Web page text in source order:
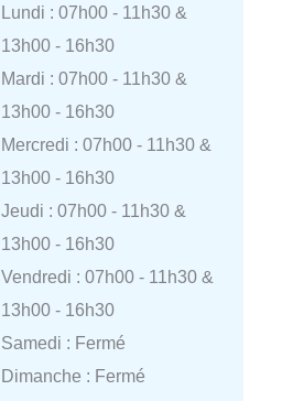
Lundi : 07h00 - 11h30 &
13h00 - 16h30
Mardi : 07h00 - 11h30 &
13h00 - 16h30
Mercredi : 07h00 - 11h30 &
13h00 - 16h30
Jeudi : 07h00 - 11h30 &
13h00 - 16h30
Vendredi : 07h00 - 11h30 &
13h00 - 16h30
Samedi : Fermé
Dimanche : Fermé